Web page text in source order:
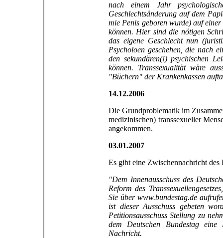
nach einem Jahr
Geschlechtsänderung auf dem
mie Penis geboren wurde) auf
können. Hier sind die nötigen
das eigene Geschlecht nun
Psycholoen geschehen, die nach
den sekundären(!) psychischen
können. Transsexualität wäre
"Büchern" der Krankenkassen
14.12.2006
Die Grundproblematik im
medizinischen) transsexueller
angekommen.
03.01.2007
Es gibt eine Zwischennachricht des
"Dem Innenausschuss des
Reform des
Sie über www.bundestag.de
ist dieser Ausschuss gebeten
Petitionsausschuss Stellung zu
dem Deutschen Bundestag eine
Nachricht.